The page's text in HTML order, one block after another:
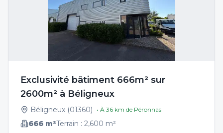
Exclusivité bâtiment 666m² sur
2600m² à Béligneux
Béligneux (01360) • À 36 km de Péronnas
666 m²Terrain : 2,600 m²